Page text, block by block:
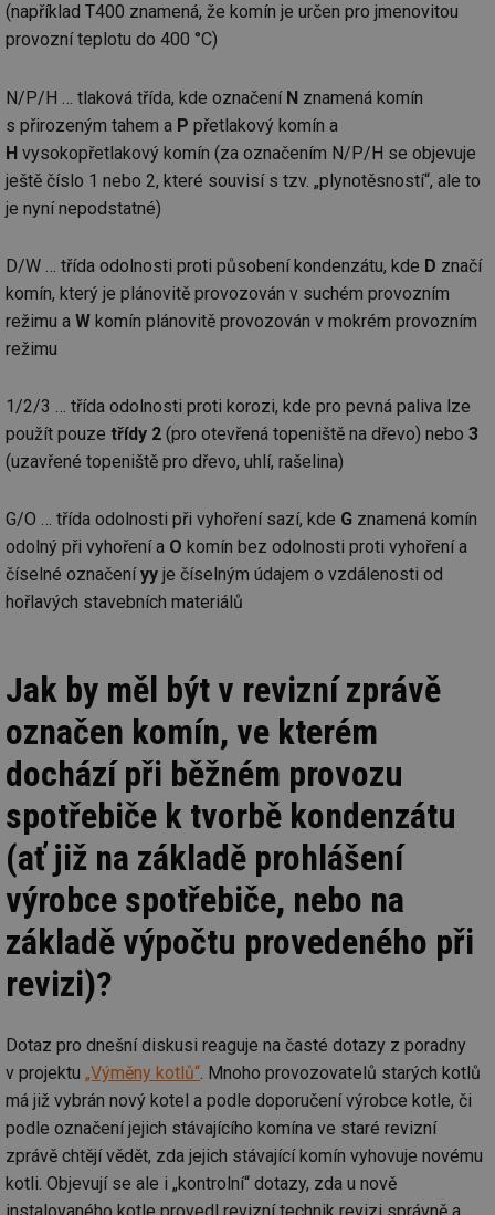
(například T400 znamená, že komín je určen pro jmenovitou
provozní teplotu do 400 °C)
N/P/H … tlaková třída, kde označení N znamená komín
s přirozeným tahem a P přetlakový komín a
H vysokopřetlakový komín (za označením N/P/H se objevuje
ještě číslo 1 nebo 2, které souvisí s tzv. „plynotěsností“, ale to
je nyní nepodstatné)
D/W … třída odolnosti proti působení kondenzátu, kde D značí
komín, který je plánovitě provozován v suchém provozním
režimu a W komín plánovitě provozován v mokrém provozním
režimu
1/2/3 … třída odolnosti proti korozi, kde pro pevná paliva lze
použít pouze třídy 2 (pro otevřená topeniště na dřevo) nebo 3
(uzavřené topeniště pro dřevo, uhlí, rašelina)
G/O … třída odolnosti při vyhoření sazí, kde G znamená komín
odolný při vyhoření a O komín bez odolnosti proti vyhoření a
číselné označeníyy je číselným údajem o vzdálenosti od
hořlavých stavebních materiálů
Jak by měl být v revizní zprávě
označen komín, ve kterém
dochází při běžném provozu
spotřebiče k tvorbě kondenzátu
(ať již na základě prohlášení
výrobce spotřebiče, nebo na
základě výpočtu provedeného při
revizi)?
Dotaz pro dnešní diskusi reaguje na časté dotazy z poradny
v projektu „Výměny kotlů“. Mnoho provozovatelů starých kotlů
má již vybrán nový kotel a podle doporučení výrobce kotle, či
podle označení jejich stávajícího komína ve staré revizní
zprávě chtějí vědět, zda jejich stávající komín vyhovuje novému
kotli. Objevují se ale i „kontrolní“ dotazy, zda u nově